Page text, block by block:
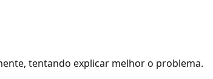
tentando explicar melhor o problema.